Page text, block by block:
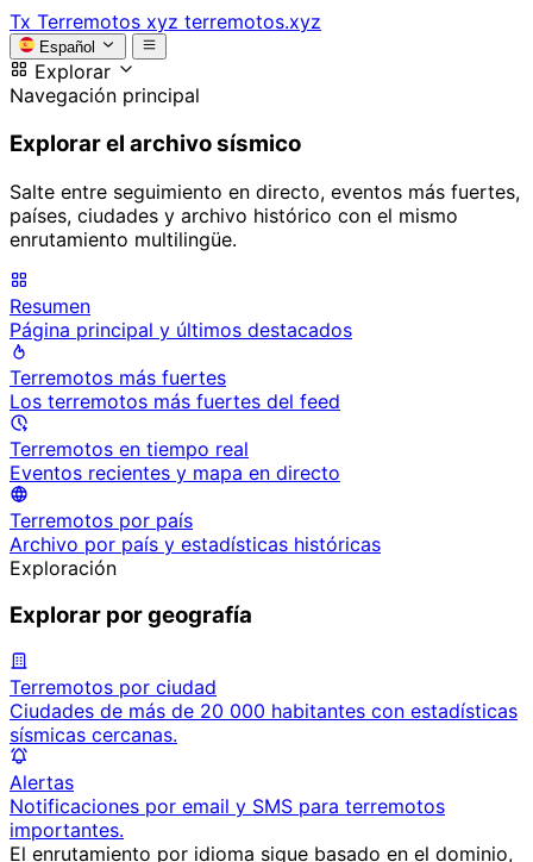
Tx Terremotos xyz terremotos.xyz
Español
Explorar
Navegación principal
Explorar el archivo sísmico
Salte entre seguimiento en directo, eventos más fuertes,
países, ciudades y archivo histórico con el mismo
enrutamiento multilingüe.
Resumen
Página principal y últimos destacados
Terremotos más fuertes
Los terremotos más fuertes del feed
Terremotos en tiempo real
Eventos recientes y mapa en directo
Terremotos por país
Archivo por país y estadísticas históricas
Exploración
Explorar por geografía
Terremotos por ciudad
Ciudades de más de 20 000 habitantes con estadísticas
sísmicas cercanas.
Alertas
Notificaciones por email y SMS para terremotos
importantes.
El enrutamiento por idioma sigue basado en el dominio,